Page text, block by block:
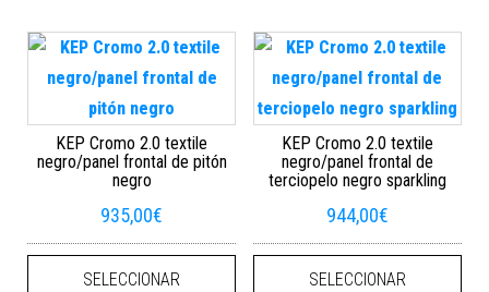
KEP Cromo 2.0 textile
negro/panel frontal de pitón
negro
935,00€
SELECCIONAR
Este producto tiene múltiples
KEP Cromo 2.0 textile
negro/panel frontal de
terciopelo negro sparkling
944,00€
SELECCIONAR